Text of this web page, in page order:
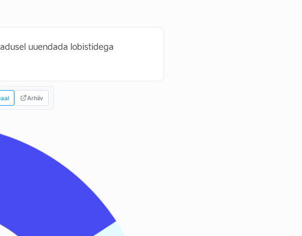
uuendada lobistidega
Arhiiv